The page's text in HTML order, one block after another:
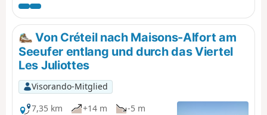
wichtigsten Sehenswürdigkeiten und
die manchmal wenig bekannten
Schätze unserer 16 Gemeinden mit
ihren ungewöhnlichen und
einzigartigen Geschichten
präsentieren.
Von Créteil nach Maisons-Alfort am
Seeufer entlang und durch das Viertel
Les Juliottes
Visorando-Mitglied
7,35 km
+14 m
-5 m